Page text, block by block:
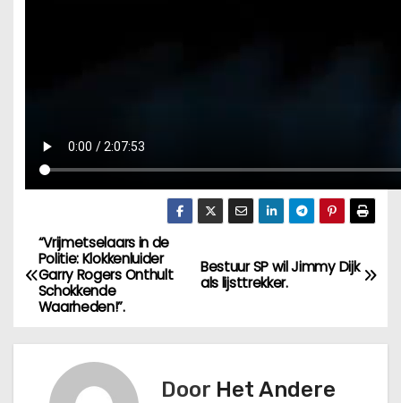
B
e
Bestuur SP wil Jimmy Dijk
als lijsttrekker.
“Vrijmetselaars in de
Politie: Klokkenluider
Garry Rogers Onthult
Schokkende
Waarheden!”.
Door Het Andere